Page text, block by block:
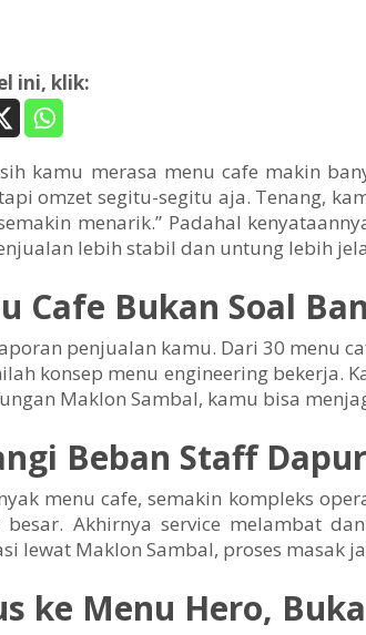
ini, klik:
kamu merasa menu cafe makin
omzet segitu-segitu aja. Tenang,
menarik.” Padahal
lebih stabil dan untung lebih
Cafe Bukan Soal
penjualan kamu. Dari 30 menu
konsep menu engineering bekerja.
Maklon Sambal, kamu bisa
Beban Staff
menu cafe, semakin kompleks
Akhirnya service melambat
lewat Maklon Sambal, proses masak
ke Menu Hero,